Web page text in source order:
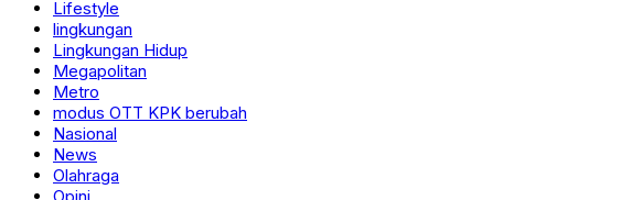
Lifestyle
lingkungan
Lingkungan Hidup
Megapolitan
Metro
modus OTT KPK berubah
Nasional
News
Olahraga